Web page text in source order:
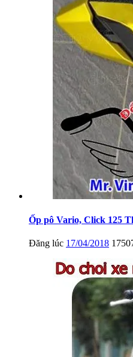
Ốp pô Vario, Click 125
Đăng lúc 17/04/2018